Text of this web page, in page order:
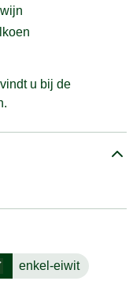
u bij de
enkel-eiwit